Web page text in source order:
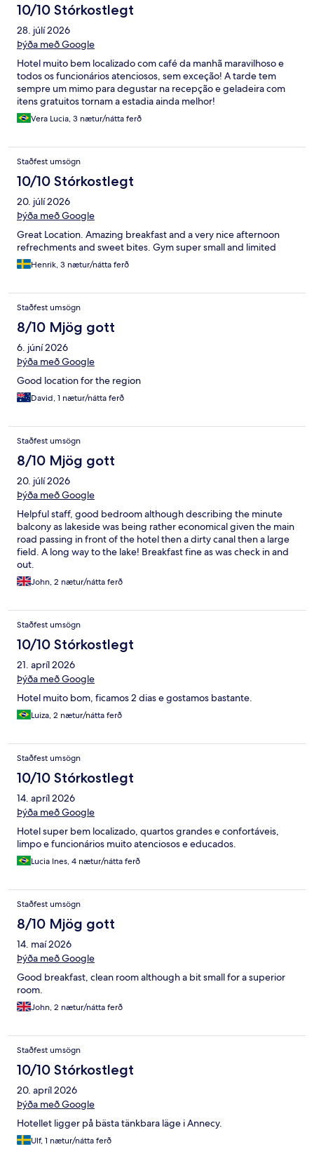
10/10 Stórkostlegt
28. júlí 2026
Þýða með Google
Hotel muito bem localizado com café da manhã maravilhoso e
todos os funcionários atenciosos, sem exceção! A tarde tem
sempre um mimo para degustar na recepção e geladeira com
itens gratuitos tornam a estadia ainda melhor!
Vera Lucia, 3 nætur/nátta ferð
Staðfest umsögn
10/10 Stórkostlegt
20. júlí 2026
Þýða með Google
Great Location. Amazing breakfast and a very nice afternoon
refrechments and sweet bites. Gym super small and limited
Henrik, 3 nætur/nátta ferð
Staðfest umsögn
8/10 Mjög gott
6. júní 2026
Þýða með Google
Good location for the region
David, 1 nætur/nátta ferð
Staðfest umsögn
8/10 Mjög gott
20. júlí 2026
Þýða með Google
Helpful staff, good bedroom although describing the minute
balcony as lakeside was being rather economical given the main
road passing in front of the hotel then a dirty canal then a large
field. A long way to the lake! Breakfast fine as was check in and
out.
John, 2 nætur/nátta ferð
Staðfest umsögn
10/10 Stórkostlegt
21. apríl 2026
Þýða með Google
Hotel muito bom, ficamos 2 dias e gostamos bastante.
Luiza, 2 nætur/nátta ferð
Staðfest umsögn
10/10 Stórkostlegt
14. apríl 2026
Þýða með Google
Hotel super bem localizado, quartos grandes e confortáveis,
limpo e funcionários muito atenciosos e educados.
Lucia Ines, 4 nætur/nátta ferð
Staðfest umsögn
8/10 Mjög gott
14. maí 2026
Þýða með Google
Good breakfast, clean room although a bit small for a superior
room.
John, 2 nætur/nátta ferð
Staðfest umsögn
10/10 Stórkostlegt
20. apríl 2026
Þýða með Google
Hotellet ligger på bästa tänkbara läge i Annecy.
Ulf, 1 nætur/nátta ferð